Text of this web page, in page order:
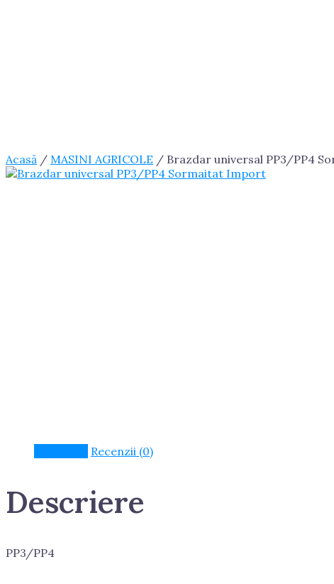
Acasă / MASINI AGRICOLE / Brazdar universal PP3/PP4
Recenzii (0)
Descriere
PP3/PP4